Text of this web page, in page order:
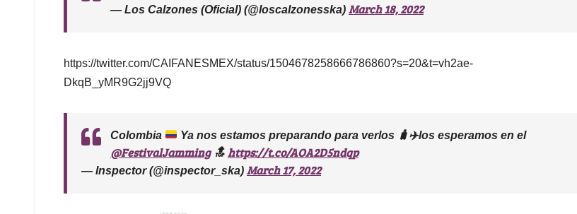
— Los Calzones (Oficial) (@loscalzonesska) March 18, 2022
https://twitter.com/CAIFANESMEX/status/1504678258666786860?s=20&t=vh2ae-
DkqB_yMR9G2jj9VQ
Colombia Ya nos estamos preparando para verlos 🧳✈️los esperamos en el
@FestivalJamming🔝 https://t.co/AOA2D5ndqp
— Inspector (@inspector_ska) March 17, 2022